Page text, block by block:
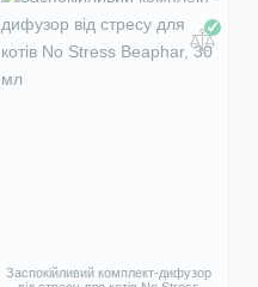
Заспокійливий комплект-дифузор